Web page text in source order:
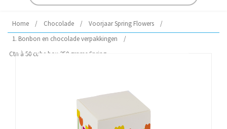
Home / Chocolade / Voorjaar Spring Flowers
/
1. Bonbon en chocolade verpakkingen
/
Ctn à 50 cube box 250 grams Spring